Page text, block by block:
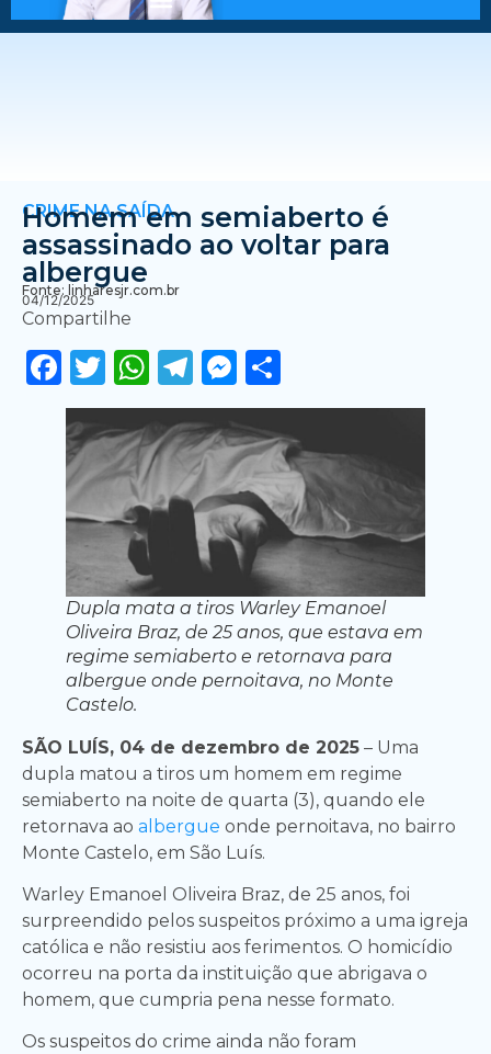
CRIME NA SAÍDA
Homem em semiaberto é
assassinado ao voltar para
albergue
Fonte: linharesjr.com.br
04/12/2025
Compartilhe
Facebook
Twitter
WhatsApp
Telegram
Messenger
Dupla mata a tiros Warley Emanoel
Oliveira Braz, de 25 anos, que estava em
regime semiaberto e retornava para
albergue onde pernoitava, no Monte
Castelo.
SÃO LUÍS, 04 de dezembro de 2025 – Uma
dupla matou a tiros um homem em regime
semiaberto na noite de quarta (3), quando ele
retornava ao albergue onde pernoitava, no bairro
Monte Castelo, em São Luís.
Warley Emanoel Oliveira Braz, de 25 anos, foi
surpreendido pelos suspeitos próximo a uma igreja
católica e não resistiu aos ferimentos. O homicídio
ocorreu na porta da instituição que abrigava o
homem, que cumpria pena nesse formato.
Os suspeitos do crime ainda não foram